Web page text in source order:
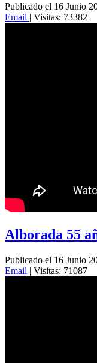
Publicado el 16 Junio
Email | Visitas: 73382
Alborada 55
Publicado el 16 Junio
Email | Visitas: 71087